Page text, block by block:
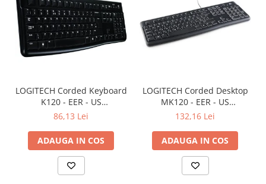
LOGITECH Corded Keyboard
K120 - EER - US
International layout
86,13 Lei
ADAUGA IN COS
LOGITECH Corded Desktop
MK120 - EER - US
International layout
132,16 Lei
ADAUGA IN COS